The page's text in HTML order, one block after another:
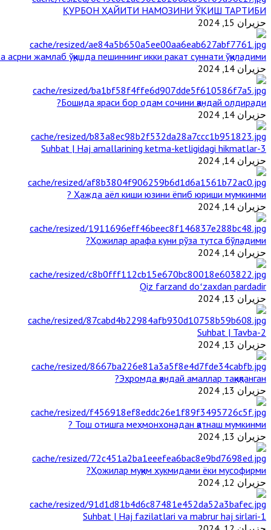
ҚУРБОН ҲАЙИТИ НАМОЗИНИ ЎҚИШ ТАРТИБИ
حزيران 15, 2024
жамлаб ўқишда пешиннинг икки ракат суннати ўқиладими?
حزيران 14, 2024
Бошида яраси бор одам сочини қандай олдиради?
حزيران 14, 2024
3-Suhbat | Haj amallarining ketma-ketligidagi hikmatlar
حزيران 14, 2024
Ҳажда аёл киши юзини ёпиб юриши мумкинми ?
حزيران 14, 2024
Ҳожилар арафа куни рўза тутса бўладими?
حزيران 14, 2024
Qiz farzand doʻzaxdan pardadir
حزيران 13, 2024
2-Suhbat | Tavba
حزيران 13, 2024
Эҳромда қандай амаллар тақиқланган?
حزيران 13, 2024
Тош отишга меҳмонхонадан қатнаш мумкинми ?
حزيران 13, 2024
Ҳожилар муқим ҳукмидами ёки мусофирми?
حزيران 12, 2024
1-Suhbat | Haj fazilatlari va mabrur haj sirlari